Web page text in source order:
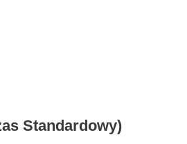
Standardowy)